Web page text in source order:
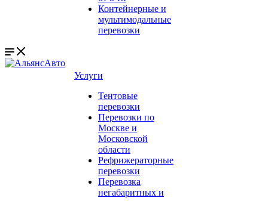
Контейнерные и
мультимодальные
перевозки
Услуги
Тентовые
перевозки
Перевозки по
Москве и
Московской
области
Рефрижераторные
перевозки
Перевозка
негабаритных и